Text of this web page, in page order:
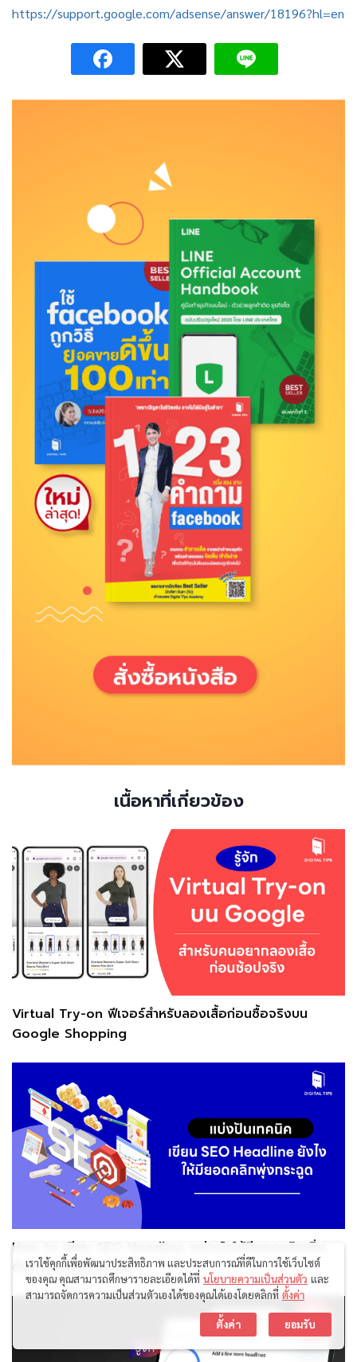
https://support.google.com/adsense/answer/18196?hl=en
เนื้อหาที่เกี่ยวข้อง
Virtual Try-on ฟีเจอร์สำหรับลองเสื้อก่อนซื้อจริงบน
Google Shopping
How to เขียน SEO Headline อย่างไรให้มียอดคลิกเพิ่ม
ดันเว็บไซต์ให้ติดอันดับ
เราใช้คุกกี้เพื่อพัฒนาประสิทธิภาพ และประสบการณ์ที่ดีในการใช้เว็บไซต์
ของคุณ คุณสามารถศึกษารายละเอียดได้ที่ นโยบายความเป็นส่วนตัว และ
สามารถจัดการความเป็นส่วนตัวเองได้ของคุณได้เองโดยคลิกที่ ตั้งค่า
ตั้งค่า ยอมรับ
ติดต่อเรา
Open